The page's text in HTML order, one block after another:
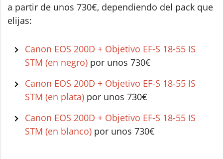
a partir de unos 730€, dependiendo del pack que
elijas:
Canon EOS 200D + Objetivo EF-S 18-55 IS
STM (en negro) por unos 730€
Canon EOS 200D + Objetivo EF-S 18-55 IS
STM (en plata) por unos 730€
Canon EOS 200D + Objetivo EF-S 18-55 IS
STM (en blanco) por unos 730€